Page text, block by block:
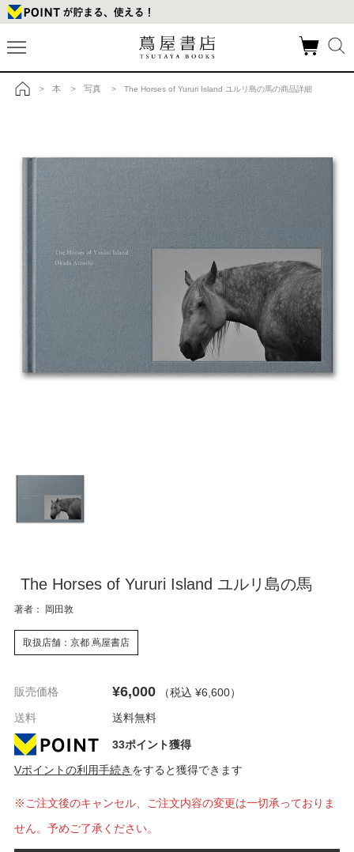
> 本 > 写真 > The Horses of Yururi Island ユルリ島の馬の商品詳細
The Horses of Yururi Island ユルリ島の馬
著者： 岡田敦
取扱店舗：京都 蔦屋書店
販売価格 ¥6,000 （税込 ¥6,600）
送料
送料無料
33ポイント獲得
Vポイントの利用手続き をすると獲得できます
※ご注文後のキャンセル、ご注文内容の変更は一切承っておりま
せん。予めご了承ください。